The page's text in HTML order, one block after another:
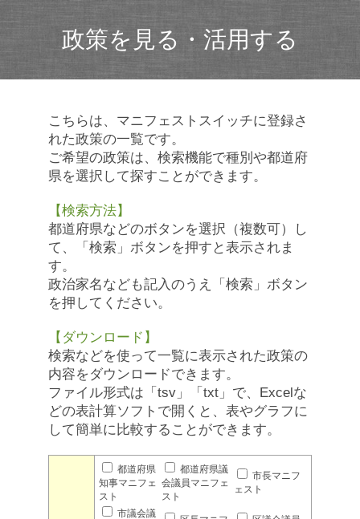
政策を見る・活用する
こちらは、マニフェストスイッチに登録さ
れた政策の一覧です。
ご希望の政策は、検索機能で種別や都道府
県を選択して探すことができます。
【検索方法】
都道府県などのボタンを選択（複数可）し
て、「検索」ボタンを押すと表示されま
す。
政治家名なども記入のうえ「検索」ボタン
を押してください。
【ダウンロード】
検索などを使って一覧に表示された政策の
内容をダウンロードできます。
ファイル形式は「tsv」「txt」で、Excelな
どの表計算ソフトで開くと、表やグラフに
して簡単に比較することができます。
都道府県
知事マニフェ
スト
都道府県議
会議員マニフェ
スト
市長マニフ
ェスト
市議会議